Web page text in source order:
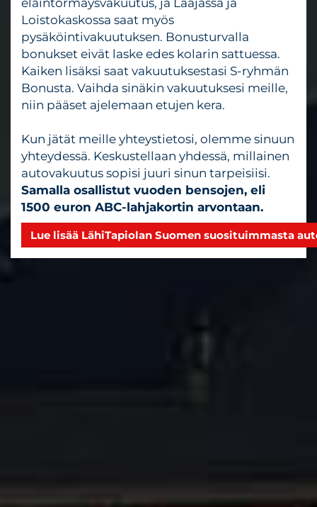
Loistokaskossa saat myös
pysäköintivakuutuksen. Bonusturvalla
bonukset eivät laske edes kolarin sattuessa.
Kaiken lisäksi saat vakuutuksestasi S-ryhmän
Bonusta. Vaihda sinäkin vakuutuksesi meille,
niin pääset ajelemaan etujen kera.
Kun jätät meille yhteystietosi, olemme sinuun
yhteydessä. Keskustellaan yhdessä, millainen
autovakuutus sopisi juuri sinun tarpeisiisi.
Samalla osallistut vuoden bensojen, eli
1500 euron ABC-lahjakortin arvontaan.
Lue lisää LähiTapiolan Suomen suosituimmasta